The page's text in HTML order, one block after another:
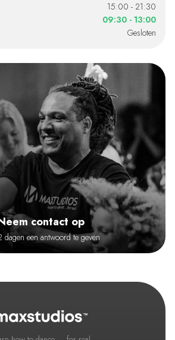
15:00 - 21:30
09:30 - 13:00
Gesloten
contact op
een antwoord te geven